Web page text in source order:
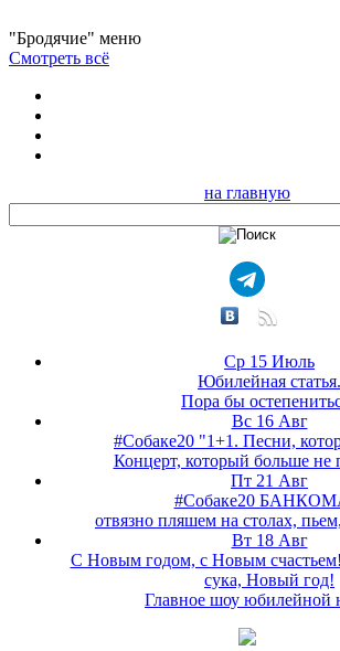
"Бродячие" меню
Смотреть всё
на главную
Ср 15 Июль
Юбилейная статья.
Пора бы
Вс 16 Авг
#Собаке20 "1+1. Песни,
Концерт, который больше не
Пт 21 Авг
#Собаке20
отвязно пляшем на столах,
Вт 18 Авг
С Новым годом, с Новым
сука, Новый год!
Главное шоу юбилейной